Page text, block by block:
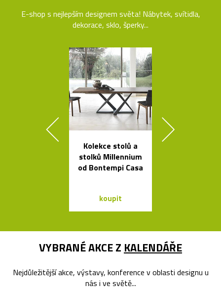
E-shop s nejlepším designem světa! Nábytek, svítidla,
dekorace, sklo, šperky...
Kolekce stolů a
stolků Millennium
od Bontempi Casa
koupit
VYBRANÉ AKCE Z KALENDÁŘE
Nejdůležitější akce, výstavy, konference v oblasti designu u
nás i ve světě...